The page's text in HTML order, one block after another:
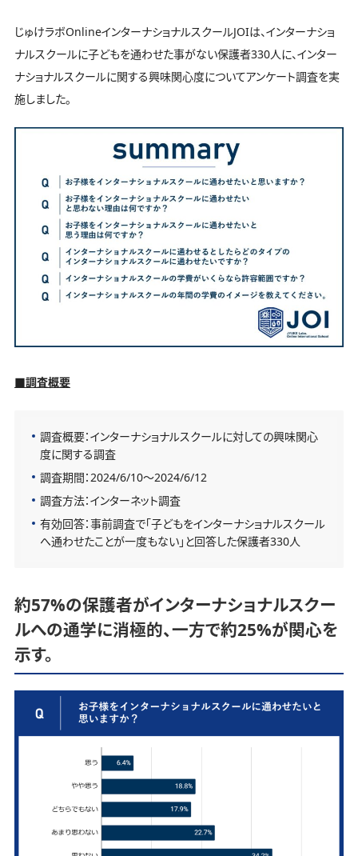
じゅけラボOnlineインターナショナルスクールJOIは、インターナショ
ナルスクールに子どもを通わせた事がない保護者330人に、インター
ナショナルスクールに関する興味関心度についてアンケート調査を実
施しました。
■調査概要
調査概要：インターナショナルスクールに対しての興味関心
度に関する調査
調査期間：2024/6/10～2024/6/12
調査方法：インターネット調査
有効回答：事前調査で「子どもをインターナショナルスクール
へ通わせたことが一度もない」と回答した保護者330人
約57%の保護者がインターナショナルスクー
ルへの通学に消極的、一方で約25%が関心を
示す。